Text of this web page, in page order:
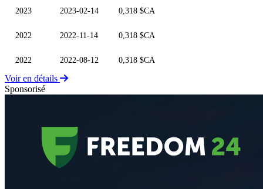
2023 2023-02-14 0,318 $CA
2022 2022-11-14 0,318 $CA
2022 2022-08-12 0,318 $CA
Voir en détails
Sponsorisé